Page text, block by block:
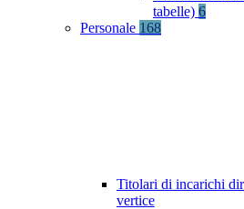
tabelle) 6
Personale 168
Titolari di incarichi
vertice